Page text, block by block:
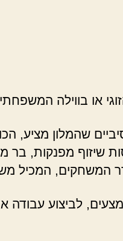
או בווילה
שהמלון מציע,
מפנקות, בר
המשחקים, המכיל
לביצוע עבודה